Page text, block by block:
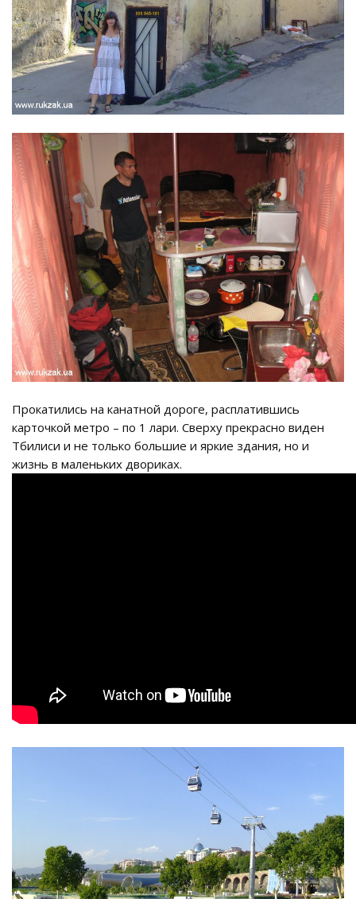
Прокатились на канатной дороге, расплатившись
карточкой метро – по 1 лари. Сверху прекрасно виден
Тбилиси и не только большие и яркие здания, но и
жизнь в маленьких двориках.